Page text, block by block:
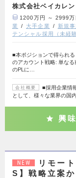
株式会社ベイカレ
1200万円 ～ 2999万
業
大手企業 新規
テンシャル採用（未経
■本ポジションで得られ
のアカウント戦略: 単な
のPLに…
会社概要
■採用企業情
として、様々な業界の国
興
NEW
リモー
S】戦略立案